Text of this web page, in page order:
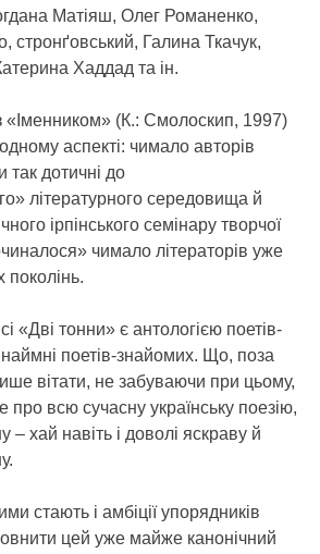
Матіяш, Олег Романенко,
стронґовський, Галина Ткачук,
Хаддад та ін.
«Іменником» (К.: Смолоскип, 1997)
аспекті: чимало авторів
так дотичні до
літературного середовища й
ірпінського семінару творчої
чимало літераторів уже
«Дві тонни» є антологією поетів-
поетів-знайомих. Що, поза
вітати, не забуваючи при цьому,
про всю сучасну українську поезію,
– хай навіть і доволі яскраву й
стають і амбіції упорядників
цей уже майже канонічний